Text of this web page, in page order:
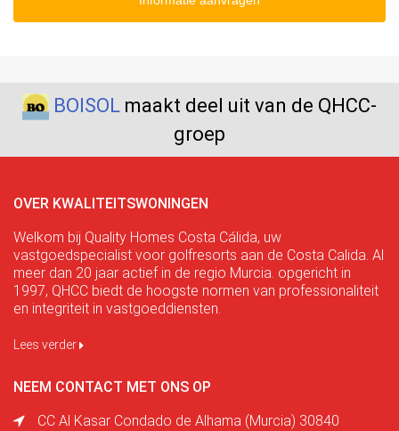
BOISOL maakt deel uit van de QHCC-
groep
OVER KWALITEITSWONINGEN
Welkom bij Quality Homes Costa Cálida, uw
vastgoedspecialist voor golfresorts aan de Costa Calida. Al
meer dan 20 jaar actief in de regio Murcia. opgericht in
1997, QHCC biedt de hoogste normen van professionaliteit
en integriteit in vastgoeddiensten.
Lees verder
NEEM CONTACT MET ONS OP
CC Al Kasar Condado de Alhama (Murcia) 30840